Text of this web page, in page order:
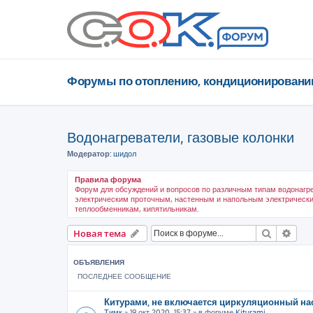
Форумы по отоплению,
Водонагреватели, газовые колонки
Модератор: шидол
Правила форума
Форум для обсуждений и вопросов по различным типам
электрическим проточным, настенным и напольным
теплообменникам, кипятильникам.
Новая тема Поиск
ОБЪЯВЛЕНИЯ
ПОСЛЕДНЕЕ СООБЩЕНИЕ
Китурами, не включается циркуляционный